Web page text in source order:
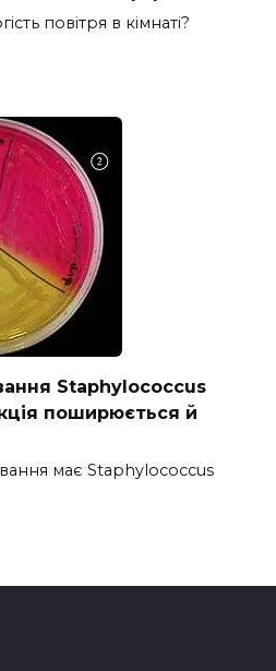
повітря в кімнаті?
Staphylococcus
поширюється й
має Staphylococcus